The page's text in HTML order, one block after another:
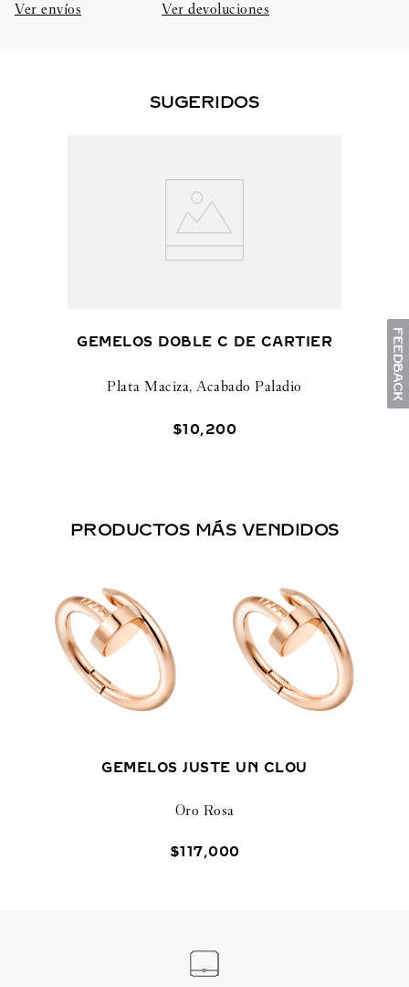
Ver envíos Ver devoluciones
SUGERIDOS
GEMELOS DOBLE C DE CARTIER
Plata Maciza, Acabado Paladio
$10,200
PRODUCTOS MÁS VENDIDOS
GEMELOS JUSTE UN CLOU
Oro Rosa
$117,000